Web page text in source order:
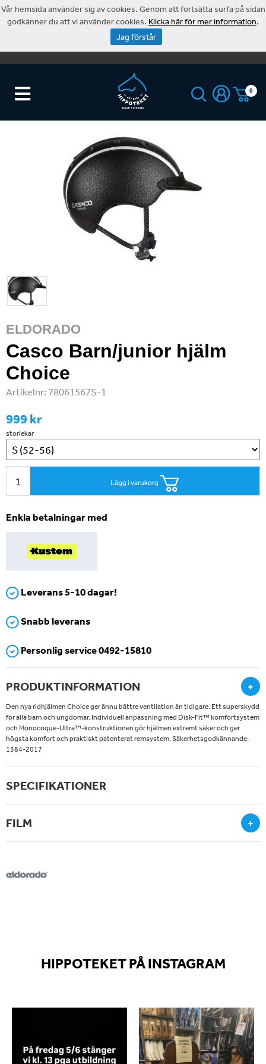
0
ELDORADO
Casco Barn/junior hjälm
Choice
Artikelnr: 78061567S-1
999 kr
storlekar
Lägg i varukorg
Enkla betalningar med
Leverans 5-10 dagar!
Snabb leverans
Personlig service 0492-15810
PRODUKTINFORMATION +
Den nya ridhjälmen Choice ger ännu bättre ventilation än tidigare. Ett superskydd
för alla barn och ungdomar. Individuell anpassning med Disk-Fit™ komfortsystem
och Monocoque-Ultra™-konstruktionen gör hjälmen extremt säker och ger
högsta komfort och praktiskt patenterat remsystem. Säkerhetsgodkännande:
1384-2017
SPECIFIKATIONER
FILM +
HIPPOTEKET PÅ INSTAGRAM
Vår hemsida använder sig av cookies. Genom att fortsätta surfa på sidan
godkänner du att vi använder cookies. Klicka här för mer information.
Jag förstår